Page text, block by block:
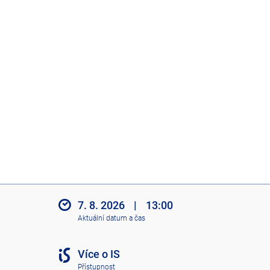
7. 8. 2026 | 13:00
Aktuální datum a čas
Více o IS
Přístupnost